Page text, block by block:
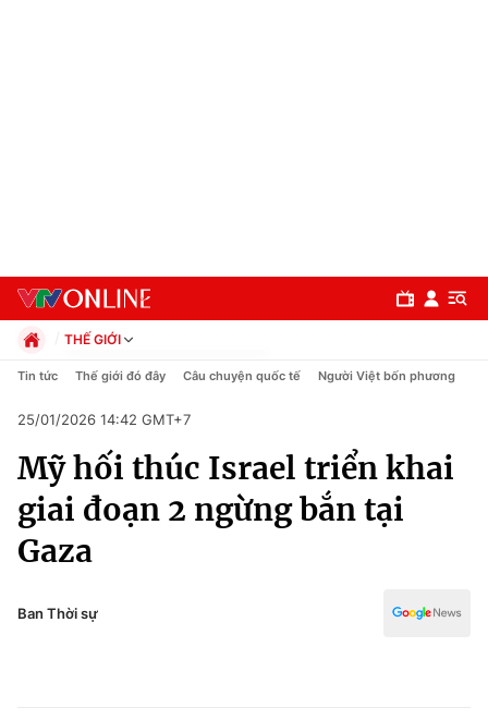
Chuyên mục
Chính trị
Xã hội
Pháp luật
THẾ GIỚI
Chính trị
Pháp luật
Kinh tế
Thể thao
Truyền hình
Văn hóa - Giải trí
Công nghệ
Tin tức Thế giới đó đây Câu chuyện quốc tế Người Việt bốn phương
25/01/2026 14:42 GMT+7
Mỹ hối thúc Israel triển khai
giai đoạn 2 ngừng bắn tại
Gaza
Ban Thời sự